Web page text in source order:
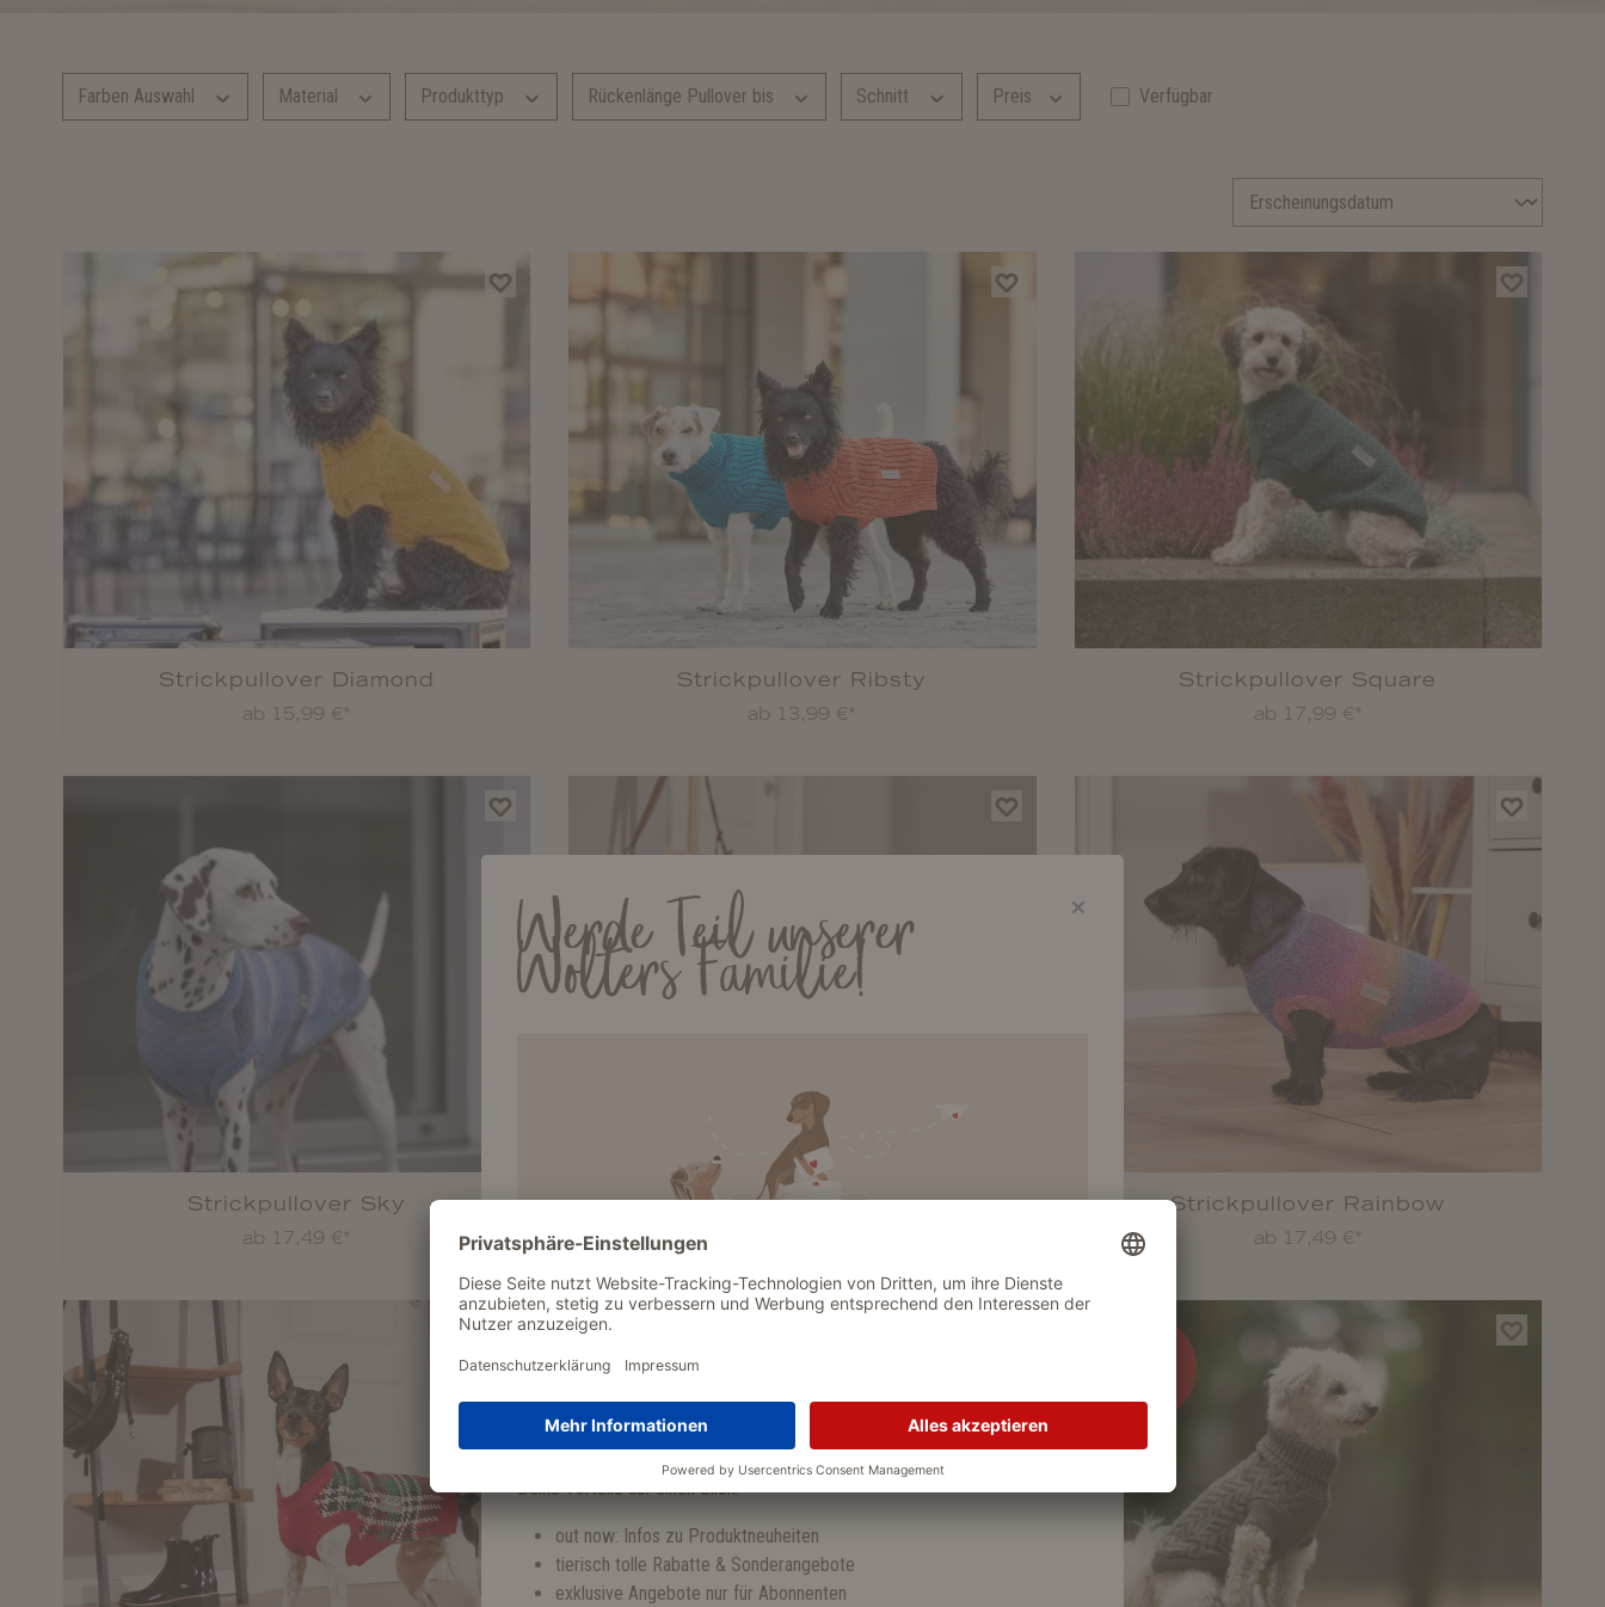
Farben Auswahl Material Produkttyp Rückenlänge Pullover bis Schnitt Preis Verfügbar
Strickpullover Diamond
ab 15,99 €*
Strickpullover Ribsty
ab 13,99 €*
Strickpullover Square
ab 17,99 €*
Strickpullover Sky
ab 17,49 €*
Strickpullover Sunset Strickpullover Rainbow
ab 17,49 €*
Werde Teil unserer
Wolters Familie!
Jetzt zum WOLTERS Newsletter anmelden und einen 10 % Gutschein
Deine Vorteile auf einen Blick:
out now: Infos zu Produktneuheiten
tierisch tolle Rabatte & Sonderangebote
exklusive Angebote nur für Abonnenten